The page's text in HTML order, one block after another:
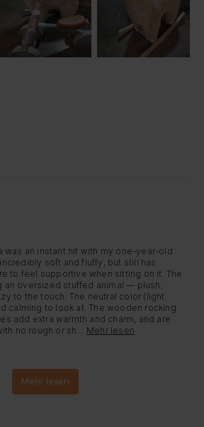
was an instant hit with my one-year-old
soft and fluffy, but still has
to feel supportive when sitting on it. The
an oversized stuffed animal — plush,
to the touch. The neutral color (light
calming to look at. The wooden rocking
add extra warmth and charm, and are
no rough or sh...
Mehr lesen
Mehr lesen